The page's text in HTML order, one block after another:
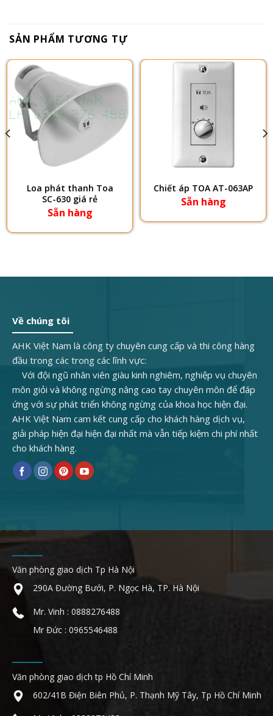
SẢN PHẨM TƯƠNG TỰ
Loa phát thanh Toa
SC-630 giá rẻ
Sẵn hàng
Chiết áp TOA AT-063AP
Sẵn hàng
Về chúng tôi
AHK Việt Nam là công ty chuyên cung cấp và thi công hàng
đầu trong các trong các lĩnh vực:
Với đội ngũ nhân viên giàu kinh nghiêm, nghiệp vụ chuyên
môn giỏi và không ngừng nâng cao tay chuyên môn để đáp
ứng với sự phát triển không ngừng của khoa học hiện đại.
AHK Việt Nam cam kết cung cấp cho khách hàng dịch vụ,
giải pháp hiện đại hiện đại nhất mà vẫn tiếp kiệm chi phí nhất
cho khách hàng.
Văn phòng giao dịch Tp Hà Nội
290A Đường Bưởi, P. Ngọc Hà, TP. Hà Nội
Mr. Vinh : 0888276488
Mr Đức : 0965546488
Văn phòng giao dịch tp Hồ Chí Minh
602/41B Điện Biên Phủ, P. Thạnh Mỹ Tây, Tp Hồ Chí Minh